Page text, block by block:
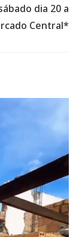
dia 20 a
Central*